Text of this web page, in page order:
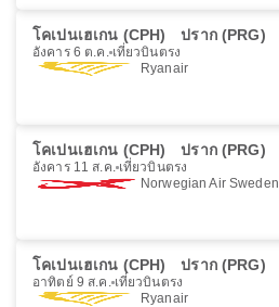
โคเปนเฮเกน (CPH) ปราก (PRG)
อังคาร 6 ต.ค. เที่ยวบินตรง
Ryanair
โคเปนเฮเกน (CPH) ปราก (PRG)
อังคาร 11 ส.ค. เที่ยวบินตรง
Norwegian Air Sweden
โคเปนเฮเกน (CPH) ปราก (PRG)
อาทิตย์ 9 ส.ค. เที่ยวบินตรง
Ryanair